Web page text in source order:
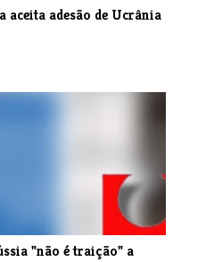
aceita adesão de Ucrânia
"não é traição" a